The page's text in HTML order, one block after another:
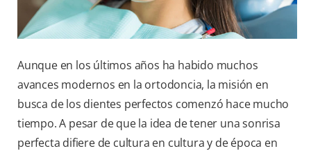
Aunque en los últimos años ha habido muchos
avances modernos en la ortodoncia, la misión en
busca de los dientes perfectos comenzó hace mucho
tiempo. A pesar de que la idea de tener una sonrisa
perfecta difiere de cultura en cultura y de época en